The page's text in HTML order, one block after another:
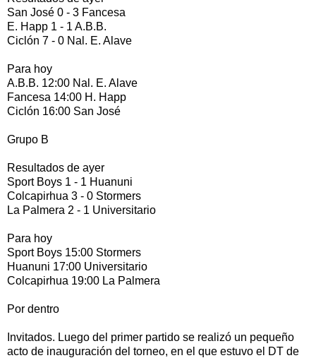
San José 0 - 3 Fancesa
E. Happ 1 - 1 A.B.B.
Ciclón 7 - 0 Nal. E. Alave
Para hoy
A.B.B. 12:00 Nal. E. Alave
Fancesa 14:00 H. Happ
Ciclón 16:00 San José
Grupo B
Resultados de ayer
Sport Boys 1 - 1 Huanuni
Colcapirhua 3 - 0 Stormers
La Palmera 2 - 1 Universitario
Para hoy
Sport Boys 15:00 Stormers
Huanuni 17:00 Universitario
Colcapirhua 19:00 La Palmera
Por dentro
Invitados. Luego del primer partido se realizó un pequeño
acto de inauguración del torneo, en el que estuvo el DT de